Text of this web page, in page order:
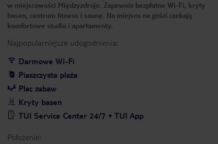
w miejscowości Międzyzdroje. Zapewnia bezpłatne Wi-Fi, kryty
basen, centrum fitness i saunę. Na miejscu na gości czekają
komfortowe studia i apartamenty.
Najpopularniejsze udogodnienia:
Darmowe Wi-Fi
Piaszczysta plaża
Plac zabaw
Kryty basen
TUI Service Center 24/7 + TUI App
Położenie: